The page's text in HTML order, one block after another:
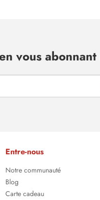
vous
Entre-nous
Notre communauté
Blog
Carte cadeau